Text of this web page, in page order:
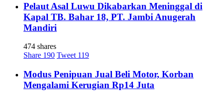
Pelaut Asal Luwu Dikabarkan Meninggal di
Kapal TB. Bahar 18, PT. Jambi Anugerah
Mandiri
474 shares
Share 190 Tweet 119
Modus Penipuan Jual Beli Motor, Korban
Mengalami Kerugian Rp14 Juta